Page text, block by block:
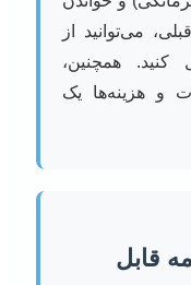
می‌توانید از
همچنین،
و هزینه‌ها یک
قابل